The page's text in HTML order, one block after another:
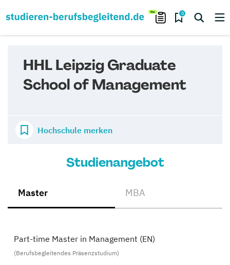
0
HHL Leipzig Graduate
School of Management
Hochschule merken
Studienangebot
Master MBA
Part-time Master in Management (EN)
(Berufsbegleitendes Präsenzstudium)